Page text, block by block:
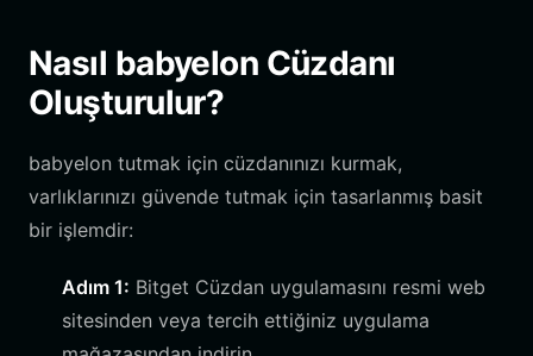
Nasıl babyelon Cüzdanı
Oluşturulur?
babyelon tutmak için cüzdanınızı kurmak,
varlıklarınızı güvende tutmak için tasarlanmış basit
bir işlemdir:
Adım 1: Bitget Cüzdan uygulamasını resmi web
sitesinden veya tercih ettiğiniz uygulama